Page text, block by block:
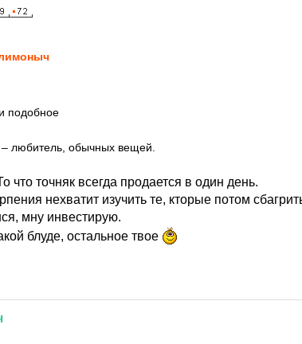
подобное
любитель, обычных вещей.
что точняк всегда продается в один день.
нехватит изучить те, кторые потом
мну инвестирую.
блуде, остальное твое